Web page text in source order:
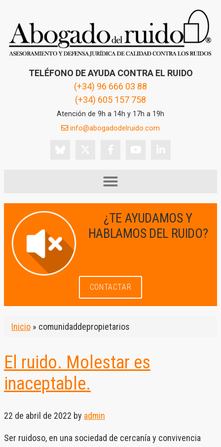
TELÉFONO DE AYUDA CONTRA EL RUIDO
(+34) 96 666 03 88
(+34) 605 157 758
Atención de 9h a 14h y 17h a 19h
info@abogadodelruido.com
¿TE AYUDAMOS Y
HABLAMOS DEL RUIDO?
CONTACTAR
Inicio » comunidaddepropietarios
El ruido. Molestar es
inaceptable.
22 de abril de 2022 by admin
Ser ruidoso, en una sociedad de cercanía y convivencia